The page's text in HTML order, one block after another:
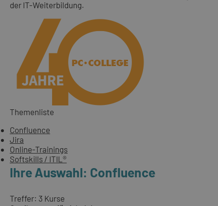
der IT-Weiterbildung.
Themenliste
Confluence
Jira
Online-Trainings
Softskills / ITIL®
Ihre Auswahl: Confluence
Treffer: 3 Kurse